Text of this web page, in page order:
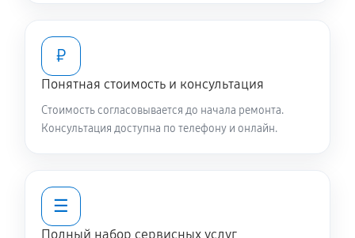
₽
Понятная стоимость и консультация
Стоимость согласовывается до начала ремонта.
Консультация доступна по телефону и онлайн.
☰
Полный набор сервисных услуг